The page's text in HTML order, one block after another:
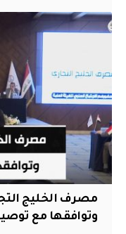
مصرف الخليج
وتوافقها مع